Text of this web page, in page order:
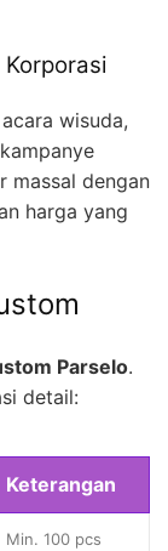
wisuda,
massal dengan
harga yang
Parselo.
detail:
Keterangan
Min. 100 pcs